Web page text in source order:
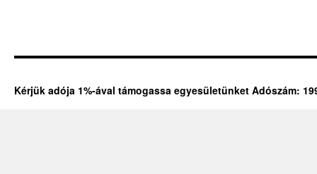
Kérjük adója 1%-ával támogassa egyesületünket Adószám: